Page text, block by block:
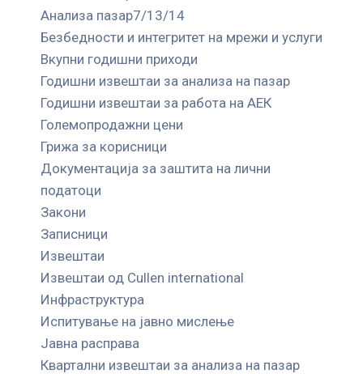
Анализа пазар7/13/14
Безбедности и интегритет на мрежи и услуги
Вкупни годишни приходи
Годишни извештаи за анализа на пазар
Годишни извештаи за работа на АЕК
Големопродажни цени
Грижа за корисници
Документација за заштита на лични
податоци
Закони
Записници
Извештаи
Извештаи од Cullen international
Инфраструктура
Испитување на јавно мислење
Јавна расправа
Квартални извештаи за анализа на пазар